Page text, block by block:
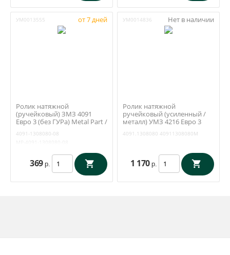
УМ0013555 от 7 дней
Ролик натяжной
(ручейковый) ЗМЗ 4091
Евро 3 (без ГУРа) Metal Part /
4091-1308080-08
MP-4091-1308080-08
369 р.
УМ0014836 Нет в наличии
Ролик натяжной
ручейковый (усиленный /
металл) УМЗ 4216 Евро 3
4091.1308080 40911308080М
1 170 р.